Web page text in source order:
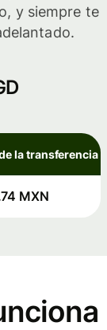
y siempre te
la transferencia
MXN